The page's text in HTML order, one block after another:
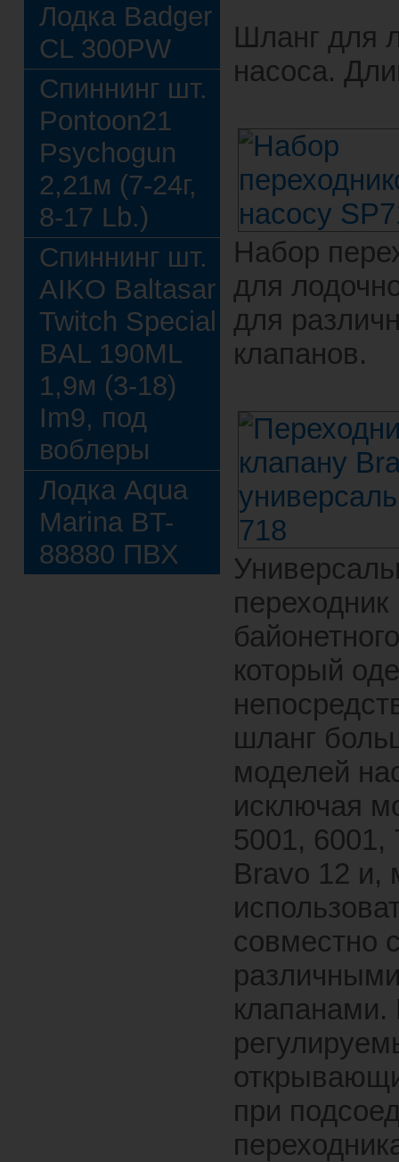
Лодка Badger
CL 300PW
Спиннинг шт.
Pontoon21
Psychogun
2,21м (7-24г,
8-17 Lb.)
Спиннинг шт.
AIKO Baltasar
Twitch Special
BAL 190ML
1,9м (3-18)
Im9, под
воблеры
Лодка Aqua
Marina BT-
88880 ПВХ
Шланг для
насоса.
Набор
для
для
клапанов.
переходник
который
шланг
моделей
исключая
5001, 6001,
Bravo 12 и,
совместно
при